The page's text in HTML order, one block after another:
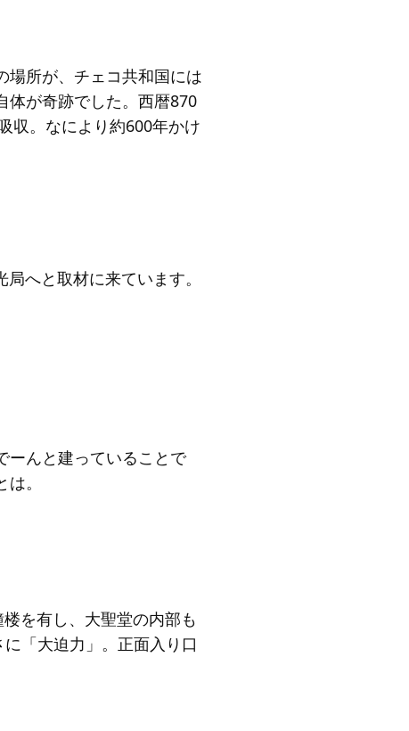
場所が、チェコ共和国には
体が奇跡でした。西暦870
収。なにより約600年かけ
へと取材に来ています。
ーんと建っていることで
。
を有し、大聖堂の内部も
「大迫力」。正面入り口